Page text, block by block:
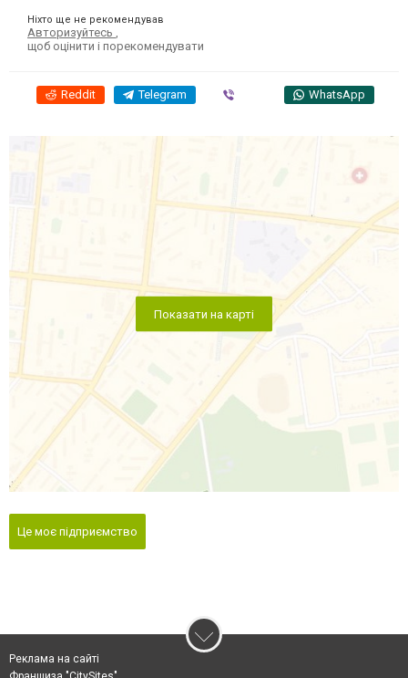
Ніхто ще не рекомендував
Авторизуйтесь
щоб оцінити і порекомендувати
Reddit Telegram WhatsApp
Показати на карті
Це моє підприємство
Реклама на сайті